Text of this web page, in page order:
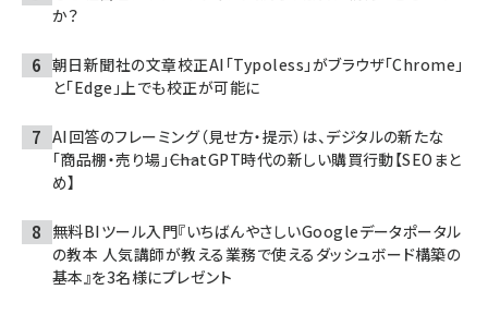
か？
朝日新聞社の文章校正AI「Typoless」がブラウザ「Chrome」
と「Edge」上でも校正が可能に
AI回答のフレーミング（見せ方・提示）は、デジタルの新たな
「商品棚・売り場」――ChatGPT時代の新しい購買行動【SEOまと
め】
無料BIツール入門『いちばんやさしいGoogleデータポータル
の教本 人気講師が教える業務で使えるダッシュボード構築の
基本』を3名様にプレゼント